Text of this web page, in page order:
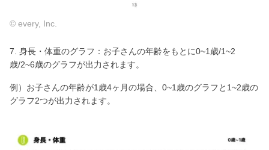
© every, Inc.
7. 身長・体重のグラフ：お子さんの年齢をもとに0~1歳/1~2
歳/2~6歳のグラフが出力されます。
例）お子さんの年齢が1歳4ヶ月の場合、0~1歳のグラフと1~2歳の
グラフ2つが出力されます。